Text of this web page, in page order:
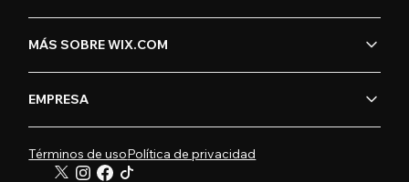
MÁS SOBRE WIX.COM
EMPRESA
Términos de usoPolítica de privacidad